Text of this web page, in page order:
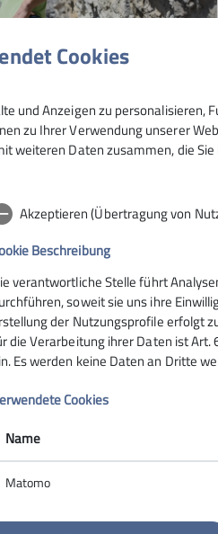
© DAV/Wolfgang Ehn
Programm
Touren
Cookies
und Anzeigen zu
zu Ihrer Verwendung unserer
weiteren Daten zusammen, die
Akzeptieren (Übertragung von
Beschreibung
verantwortliche Stelle führt
soweit sie uns ihre
der Nutzungsprofile erfolgt
die Verarbeitung ihrer Daten ist Art.
Es werden keine Daten an Dritte
Cookies
Name
Matomo